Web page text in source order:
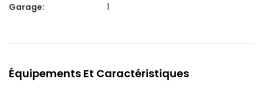
Garage: 1
Équipements Et Caractéristiques